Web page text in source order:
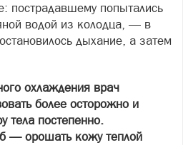
пострадавшему попытались
водой из колодца, — в
дыхание, а затем
охлаждения врач
более осторожно и
тела постепенно.
— орошать кожу теплой